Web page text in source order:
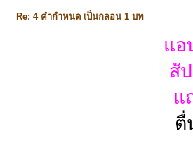
Re: 4 คำกำหนด เป็นกลอน 1 บท
แอ
สั
แ
ตื่